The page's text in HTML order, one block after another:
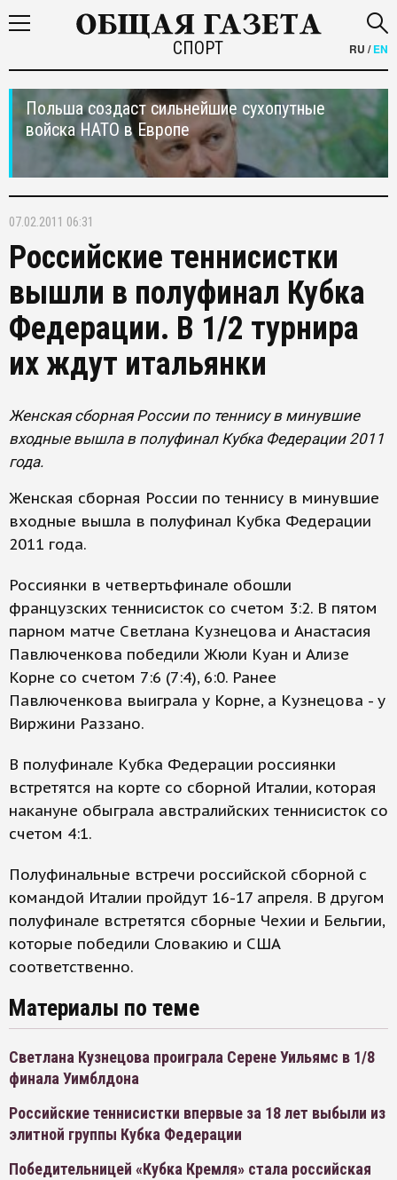
СПОРТ RU /EN
Польша создаст сильнейшие сухопутные
войска НАТО в Европе
07.02.2011 06:31
Российские теннисистки
вышли в полуфинал Кубка
Федерации. В 1/2 турнира
их ждут итальянки
Женская сборная России по теннису в минувшие
входные вышла в полуфинал Кубка Федерации 2011
года.
Женская сборная России по теннису в минувшие
входные вышла в полуфинал Кубка Федерации
2011 года.
Россиянки в четвертьфинале обошли
французских теннисисток со счетом 3:2. В пятом
парном матче Светлана Кузнецова и Анастасия
Павлюченкова победили Жюли Куан и Ализе
Корне со счетом 7:6 (7:4), 6:0. Ранее
Павлюченкова выиграла у Корне, а Кузнецова - у
Виржини Раззано.
В полуфинале Кубка Федерации россиянки
встретятся на корте со сборной Италии, которая
накануне обыграла австралийских теннисисток со
счетом 4:1.
Полуфинальные встречи российской сборной с
командой Италии пройдут 16-17 апреля. В другом
полуфинале встретятся сборные Чехии и Бельгии,
которые победили Словакию и США
соответственно.
Материалы по теме
Светлана Кузнецова проиграла Серене Уильямс в 1/8
финала Уимблдона
Российские теннисистки впервые за 18 лет выбыли из
элитной группы Кубка Федерации
Победительницей «Кубка Кремля» стала российская